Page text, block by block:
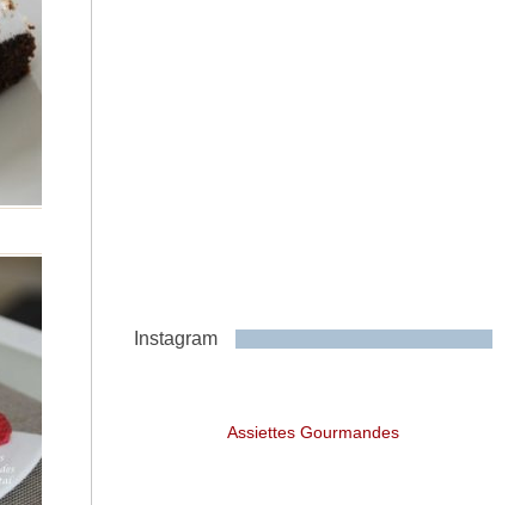
Instagram
Assiettes Gourmandes